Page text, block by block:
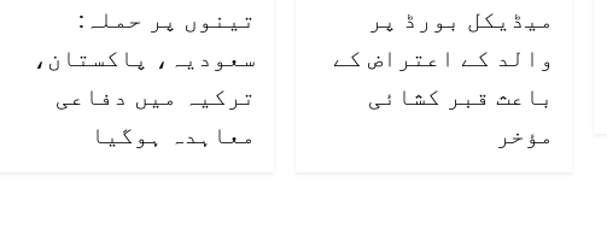
میڈیکل بورڈ پر
والد کے اعتراض کے
باعث قبر کشائی
مؤخر
تینوں پر حملہ:
سعودیہ، پاکستان،
ترکیہ میں دفاعی
معاہدہ ہوگیا